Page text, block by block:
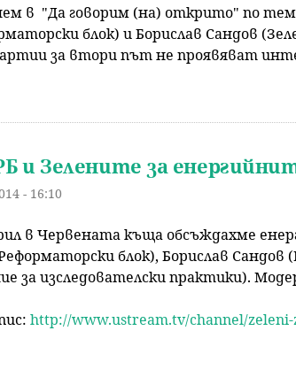
в "Да говорим (на) открито" по
блок) и Борислав Сандов
за втори път не проявяват
и Зелените за
- 16:10
в Червената къща обсъждахме
блок), Борислав
за изследователски практики).
http://www.ustream.tv/channel/